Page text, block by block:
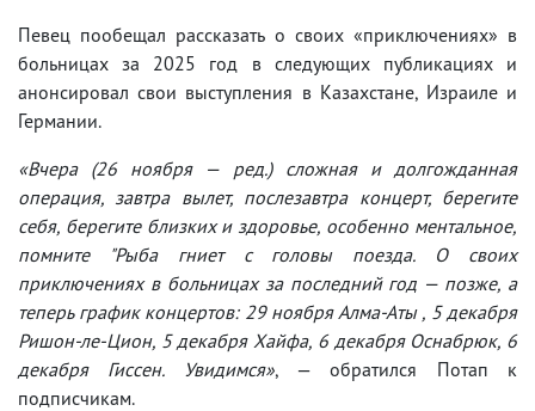
Певец пообещал рассказать о своих «приключениях» в
больницах за 2025 год в следующих публикациях и
анонсировал свои выступления в Казахстане, Израиле и
Германии.
«Вчера (26 ноября — ред.) сложная и долгожданная
операция, завтра вылет, послезавтра концерт, берегите
себя, берегите близких и здоровье, особенно ментальное,
помните "Рыба гниет с головы поезда. О своих
приключениях в больницах за последний год — позже, а
теперь график концертов: 29 ноября Алма-Аты , 5 декабря
Ришон-ле-Цион, 5 декабря Хайфа, 6 декабря Оснабрюк, 6
декабря Гиссен. Увидимся», — обратился Потап к
подписчикам.